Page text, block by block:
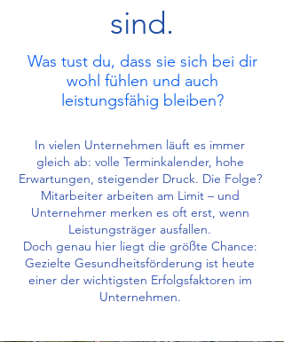
sind.
Was tust du, dass sie sich bei dir
wohl fühlen und auch
leistungsfähig bleiben?
In vielen Unternehmen läuft es immer
gleich ab: volle Terminkalender, hohe
Erwartungen, steigender Druck. Die Folge?
Mitarbeiter arbeiten am Limit – und
Unternehmer merken es oft erst, wenn
Leistungsträger ausfallen.
Doch genau hier liegt die größte Chance:
Gezielte Gesundheitsförderung ist heute
einer der wichtigsten Erfolgsfaktoren im
Unternehmen.